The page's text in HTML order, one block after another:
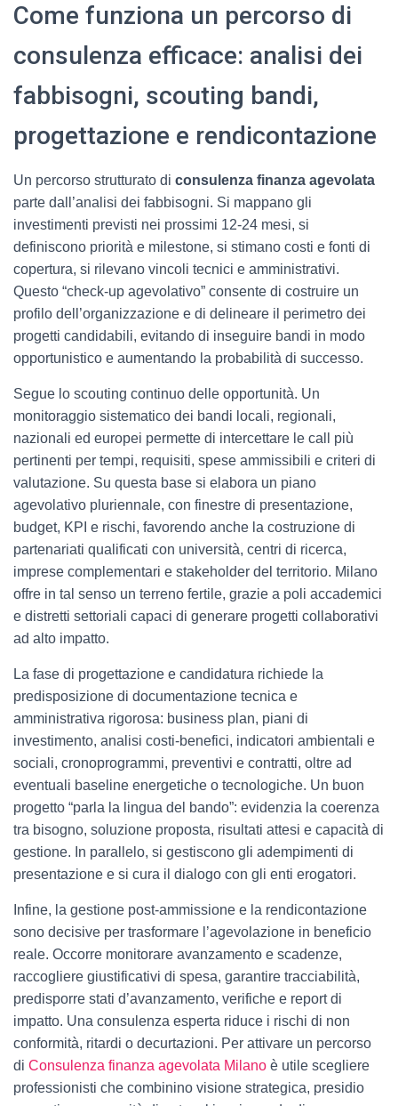
Come funziona un percorso di
consulenza efficace: analisi dei
fabbisogni, scouting bandi,
progettazione e rendicontazione
Un percorso strutturato di consulenza finanza agevolata
parte dall’analisi dei fabbisogni. Si mappano gli
investimenti previsti nei prossimi 12-24 mesi, si
definiscono priorità e milestone, si stimano costi e fonti di
copertura, si rilevano vincoli tecnici e amministrativi.
Questo “check-up agevolativo” consente di costruire un
profilo dell’organizzazione e di delineare il perimetro dei
progetti candidabili, evitando di inseguire bandi in modo
opportunistico e aumentando la probabilità di successo.
Segue lo scouting continuo delle opportunità. Un
monitoraggio sistematico dei bandi locali, regionali,
nazionali ed europei permette di intercettare le call più
pertinenti per tempi, requisiti, spese ammissibili e criteri di
valutazione. Su questa base si elabora un piano
agevolativo pluriennale, con finestre di presentazione,
budget, KPI e rischi, favorendo anche la costruzione di
partenariati qualificati con università, centri di ricerca,
imprese complementari e stakeholder del territorio. Milano
offre in tal senso un terreno fertile, grazie a poli accademici
e distretti settoriali capaci di generare progetti collaborativi
ad alto impatto.
La fase di progettazione e candidatura richiede la
predisposizione di documentazione tecnica e
amministrativa rigorosa: business plan, piani di
investimento, analisi costi-benefici, indicatori ambientali e
sociali, cronoprogrammi, preventivi e contratti, oltre ad
eventuali baseline energetiche o tecnologiche. Un buon
progetto “parla la lingua del bando”: evidenzia la coerenza
tra bisogno, soluzione proposta, risultati attesi e capacità di
gestione. In parallelo, si gestiscono gli adempimenti di
presentazione e si cura il dialogo con gli enti erogatori.
Infine, la gestione post-ammissione e la rendicontazione
sono decisive per trasformare l’agevolazione in beneficio
reale. Occorre monitorare avanzamento e scadenze,
raccogliere giustificativi di spesa, garantire tracciabilità,
predisporre stati d’avanzamento, verifiche e report di
impatto. Una consulenza esperta riduce i rischi di non
conformità, ritardi o decurtazioni. Per attivare un percorso
di Consulenza finanza agevolata Milano è utile scegliere
professionisti che combinino visione strategica, presidio